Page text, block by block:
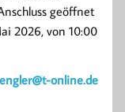
geöffnet
2026, von 10:00
online.de